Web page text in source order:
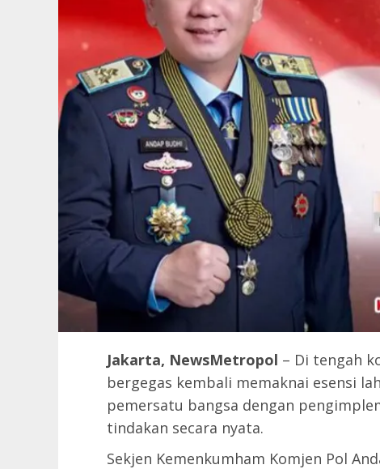
Jakarta, NewsMetropol – Di tengah
bergegas kembali memaknai esensi
pemersatu bangsa dengan
tindakan secara nyata.
Sekjen Kemenkumham Komjen Pol